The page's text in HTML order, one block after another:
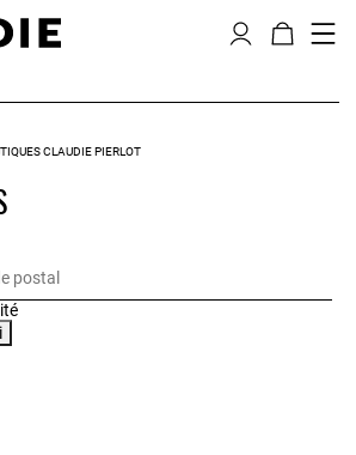
CLAUDIE PIERLOT